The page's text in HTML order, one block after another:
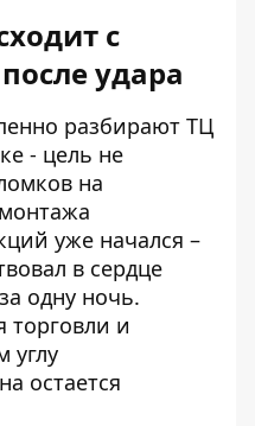
с
удара
разбирают ТЦ
- цель не
на
уже начался –
в сердце
одну ночь.
торговли и
углу
остается